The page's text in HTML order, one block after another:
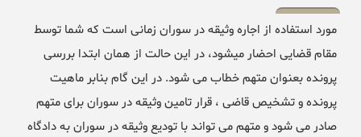
مورد استفاده از اجاره وثیقه در سوران زمانی است که شما توسط
مقام قضایی احضار میشود، در این حالت از همان ابتدا بررسی
پرونده بعنوان متهم خطاب می شود. در این گام بنابر ماهیت
پرونده و تشخیص قاضی ، قرار تامین وثیقه در سوران برای متهم
صادر می شود و متهم می تواند با تودیع وثیقه در سوران به دادگاه